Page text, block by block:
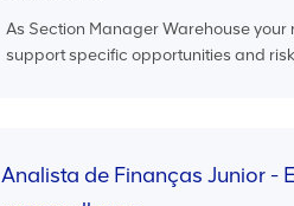
As Section Manager Warehouse
support specific opportunities and
Analista de Finanças Junior -